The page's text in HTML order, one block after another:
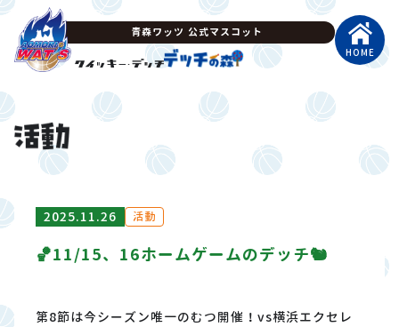
青森ワッツ 公式マスコット
HOME
2025.11.26 活動
🏀11/15、16ホームゲームのデッチ🐿️
第8節は今シーズン唯一のむつ開催！vs横浜エクセレ